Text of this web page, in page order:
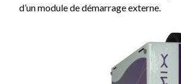
d’un module de démarrage externe.